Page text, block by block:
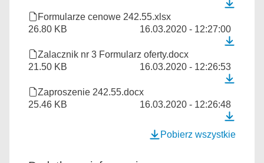
Formularze cenowe 242.55.xlsx
26.80 KB
16.03.2020 - 12:27:00
Zalacznik nr 3 Formularz oferty.docx
21.50 KB
16.03.2020 - 12:26:53
Zaproszenie 242.55.docx
25.46 KB
16.03.2020 - 12:26:48
Pobierz wszystkie